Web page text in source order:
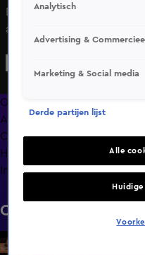
Denise vraagt in Lang
aantrekkelijk vindt wat
aantrekkelijk zullen
Maar Denise had iets
fetish ofzo?” vraagt ze.
speciaals waar zij voor
Overzicht
Afleveringen
Clips
Hoe is het nu met?
Info
Clips
6:32
Analytisch
Advertising & Commercieel
Marketing & Social media
Derde partijen lijst
Alle
Huidige